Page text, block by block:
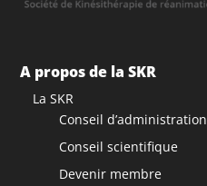
A propos de la SKR
La SKR
Conseil d’administration
Conseil scientifique
Devenir membre